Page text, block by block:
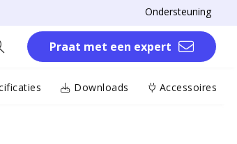
Ondersteuning
Praat met een expert
Downloads Accessoires